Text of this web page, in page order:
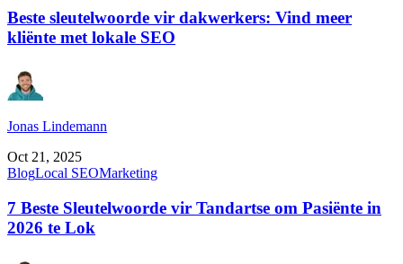
Beste sleutelwoorde vir dakwerkers: Vind meer
kliënte met lokale SEO
Jonas Lindemann
Oct 21, 2025
BlogLocal SEOMarketing
7 Beste Sleutelwoorde vir Tandartse om Pasiënte in
2026 te Lok